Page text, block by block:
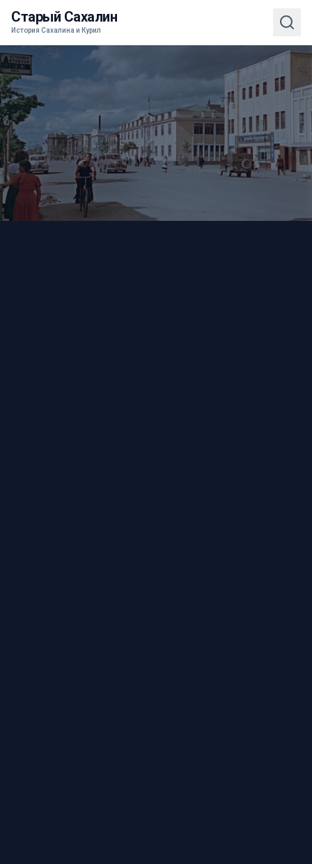
Старый Сахалин
История Сахалина и Курил